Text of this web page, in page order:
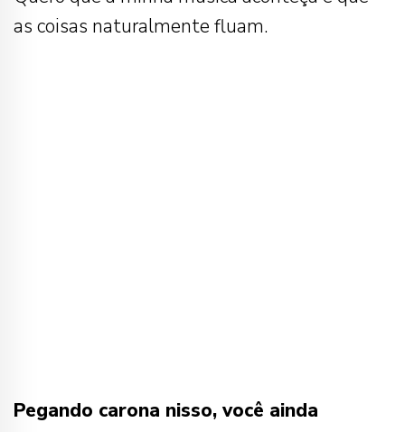
as coisas naturalmente fluam.
Pegando carona nisso, você ainda